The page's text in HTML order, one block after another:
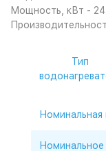
Мощность, кВт - 24
Тип